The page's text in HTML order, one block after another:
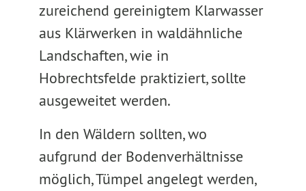
zureichend gereinigtem Klarwasser
aus Klärwerken in waldähnliche
Landschaften, wie in
Hobrechtsfelde praktiziert, sollte
ausgeweitet werden.
In den Wäldern sollten, wo
aufgrund der Bodenverhältnisse
möglich, Tümpel angelegt werden,